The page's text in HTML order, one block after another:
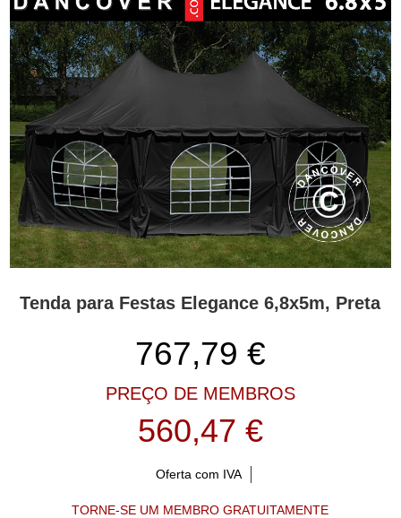
Tenda para Festas Elegance 6,8x5m, Preta
767,79 €
PREÇO DE MEMBROS
560,47 €
Oferta com IVA
TORNE-SE UM MEMBRO GRATUITAMENTE